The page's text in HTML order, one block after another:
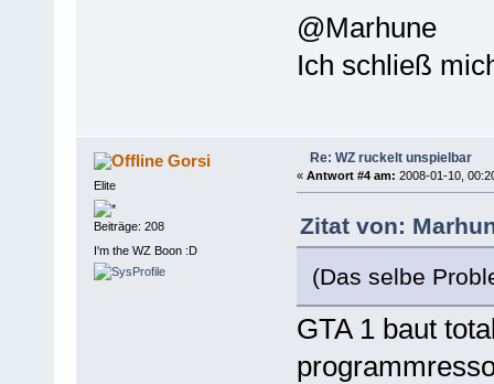
@Marhune
Ich schließ
Gorsi
Elite
Beiträge: 208
I'm the WZ Boon :D
Re: WZ ruckelt unspielbar
« Antwort #4 am: 2008-01-10,
Zitat von:
(Das selbe
GTA 1 baut